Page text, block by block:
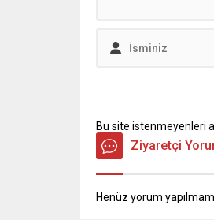
Bu site istenmeyenleri
Ziyaretçi
Henüz yorum